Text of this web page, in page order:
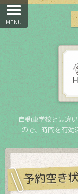
自動車学校とは違
ので、時間を有効
予約空き